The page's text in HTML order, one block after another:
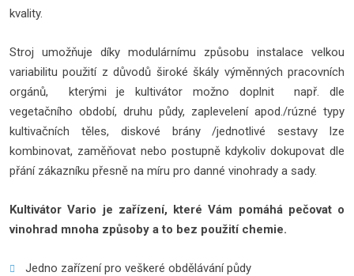
kvality.
Stroj umožňuje díky modulárnímu způsobu instalace velkou
variabilitu použití z důvodů široké škály výměnných pracovních
orgánů, kterými je kultivátor možno doplnit např. dle
vegetačního období, druhu půdy, zaplevelení apod./rúzné typy
kultivačních těles, diskové brány /jednotlivé sestavy lze
kombinovat, zaměňovat nebo postupně kdykoliv dokupovat dle
přání zákazníku přesně na míru pro danné vinohrady a sady.
Kultivátor Vario je zařízení, které Vám pomáhá pečovat o
vinohrad mnoha způsoby a to bez použití chemie.
Jedno zařízení pro veškeré obdělávání půdy